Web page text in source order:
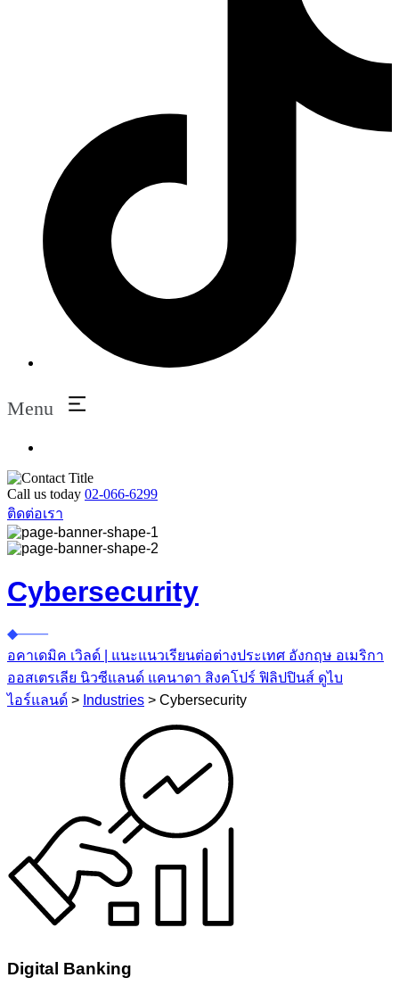
Menu
Call us today 02-066-6299
ติดต่อเรา
Cybersecurity
อคาเดมิค เวิลด์ | แนะแนวเรียนต่อต่างประเทศ อังกฤษ อเมริกา
ออสเตรเลีย นิวซีแลนด์ แคนาดา สิงคโปร์ ฟิลิปปินส์ ดูไบ
ไอร์แลนด์ > Industries > Cybersecurity
Digital Banking